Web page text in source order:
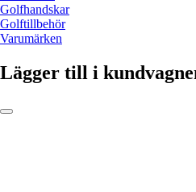
Golfhandskar
Golftillbehör
Varumärken
Lägger till i